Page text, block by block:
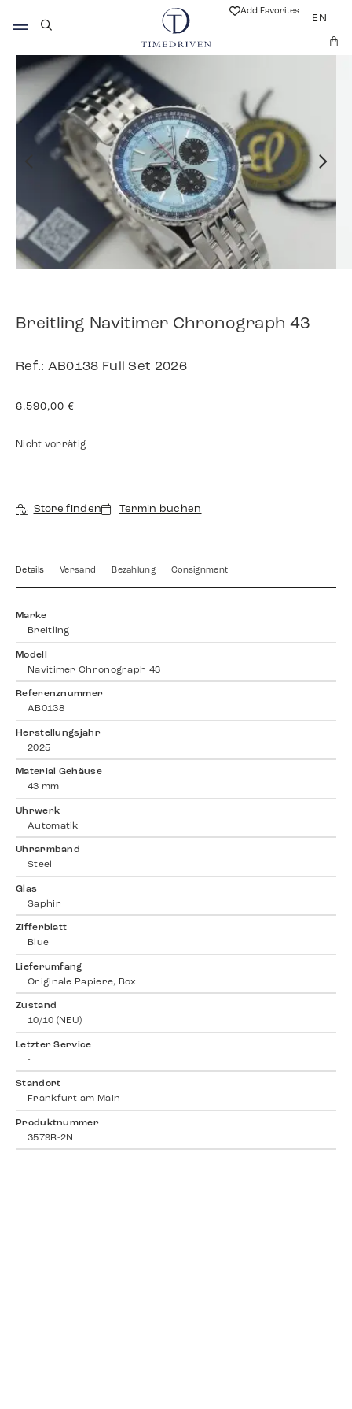
Add Favorites
EN
Breitling Navitimer Chronograph 43
Ref.: AB0138 Full Set 2026
6.590,00 €
Nicht vorrätig
Store finden Termin buchen
Details Versand Bezahlung Consignment
Marke
Breitling
Modell
Navitimer Chronograph 43
Referenznummer
AB0138
Herstellungsjahr
2025
Material Gehäuse
43 mm
Uhrwerk
Automatik
Uhrarmband
Steel
Glas
Saphir
Zifferblatt
Blue
Lieferumfang
Originale Papiere, Box
Zustand
10/10 (NEU)
Letzter Service
-
Standort
Frankfurt am Main
Produktnummer
3579R-2N